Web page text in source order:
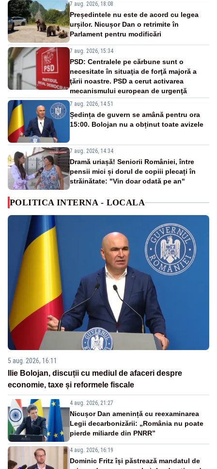
7 aug. 2026, 18:08
Președintele nu este de acord cu legea
urșilor. Nicușor Dan o retrimite în
Parlament pentru modificări
7 aug. 2026, 15:34
PSD: Centralele pe cărbune sunt o
necesitate în situaţia de forţă majoră a
ţării noastre. PSD a cerut activarea
mecanismului european de urgenţă
7 aug. 2026, 14:51
Ședința de guvern se amână pentru ora
15:00. Bolojan nu a obținut toate avizele
7 aug. 2026, 14:34
Dramă uriașă! Seniorii României, între
pensii mici și dorul de copiii plecați în
străinătate: "Vin doar odată pe an"
POLITICA INTERNA - LOCALA
5 aug. 2026, 16:11
Ilie Bolojan, discuții cu mediul de afaceri despre
economie, taxe și reformele fiscale
4 aug. 2026, 21:27
Nicușor Dan amenință cu reexaminarea
Legii decarbonizării: „România nu poate
pierde miliarde din PNRR”
4 aug. 2026, 16:19
Dominic Fritz își păstrează mandatul de